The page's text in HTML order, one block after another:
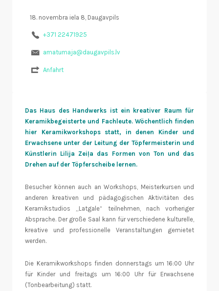
18. novembra iela 8, Daugavpils
+371 22471925
amatumaja@daugavpils.lv
Anfahrt
Das Haus des Handwerks ist ein kreativer Raum für
Keramikbegeisterte und Fachleute. Wöchentlich finden
hier Keramikworkshops statt, in denen Kinder und
Erwachsene unter der Leitung der Töpfermeisterin und
Künstlerin Lilija Zeiļa das Formen von Ton und das
Drehen auf der Töpferscheibe lernen.
Besucher können auch an Workshops, Meisterkursen und
anderen kreativen und pädagogischen Aktivitäten des
Keramikstudios „Latgale“ teilnehmen, nach vorheriger
Absprache. Der große Saal kann für verschiedene kulturelle,
kreative und professionelle Veranstaltungen gemietet
werden.
Die Keramikworkshops finden donnerstags um 16:00 Uhr
für Kinder und freitags um 16:00 Uhr für Erwachsene
(Tonbearbeitung) statt.